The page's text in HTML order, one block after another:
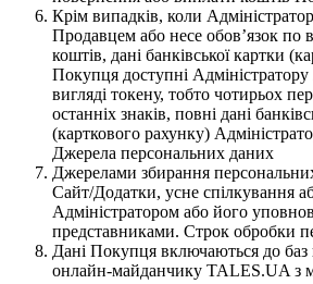
Крім випадків, коли
Продавцем або несе обов’язок по
коштів, дані банківської картки
Покупця доступні
вигляді токену, тобто чотирьох
останніх знаків, повні дані
(карткового рахунку)
Джерела персональних даних
Джерелами збирання
Сайт/Додатки, усне спілкування
Адміністратором або його
представниками. Строк обробки
Дані Покупця включаються до
онлайн-майданчику TALES.UA з